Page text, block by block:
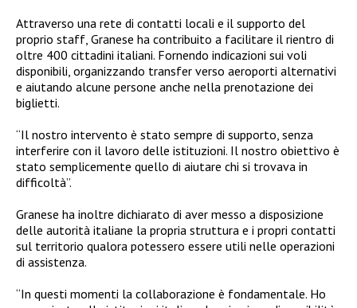
Attraverso una rete di contatti locali e il supporto del
proprio staff, Granese ha contribuito a facilitare il rientro di
oltre 400 cittadini italiani. Fornendo indicazioni sui voli
disponibili, organizzando transfer verso aeroporti alternativi
e aiutando alcune persone anche nella prenotazione dei
biglietti.
“Il nostro intervento è stato sempre di supporto, senza
interferire con il lavoro delle istituzioni. Il nostro obiettivo è
stato semplicemente quello di aiutare chi si trovava in
difficoltà”.
Granese ha inoltre dichiarato di aver messo a disposizione
delle autorità italiane la propria struttura e i propri contatti
sul territorio qualora potessero essere utili nelle operazioni
di assistenza.
“In questi momenti la collaborazione è fondamentale. Ho